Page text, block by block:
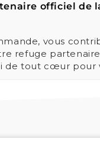
officiel de
vous
refuge
de tout cœur pour